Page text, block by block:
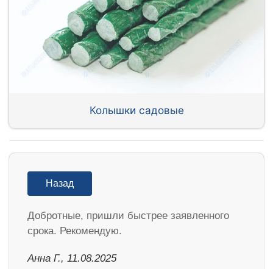
Колышки садовые
Назад
Добротные, пришли быстрее заявленного
срока. Рекомендую.
Анна Г., 11.08.2025